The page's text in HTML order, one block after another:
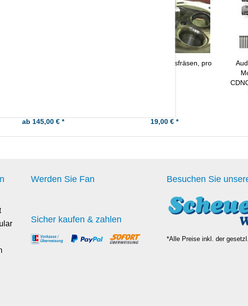
ab 145,00 € *
Ventilsitz präzisionsfräsen, pro
19,00 € *
Werden Sie Fan
Sicher kaufen & zahlen
Besuchen Sie
*Alle Preise inkl. der